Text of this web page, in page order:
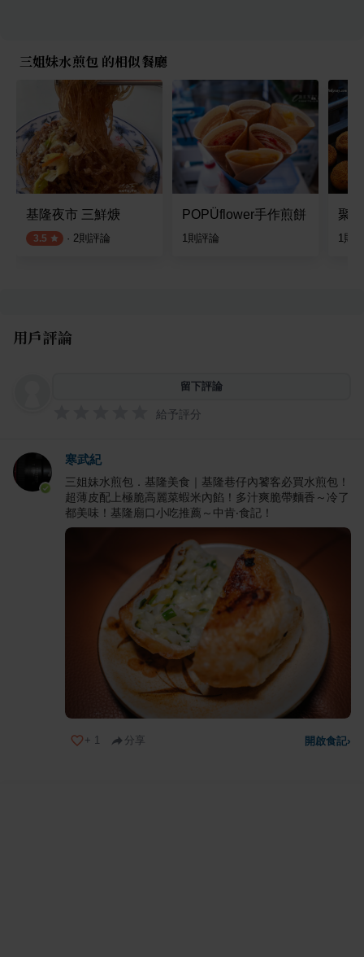
三姐妹水煎包 的相似餐廳
基隆夜市 三鮮焿
3.5 · 2則評論
POPÜflower手作煎餅
1則評論
聚
1則
用戶評論
留下評論
給予評分
寒武紀
三姐妹水煎包．基隆美食｜基隆巷仔內饕客必買水煎包！
超薄皮配上極脆高麗菜蝦米內餡！多汁爽脆帶麵香～冷了
都美味！基隆廟口小吃推薦～中肯‧食記！
+ 1 分享 開啟食記›